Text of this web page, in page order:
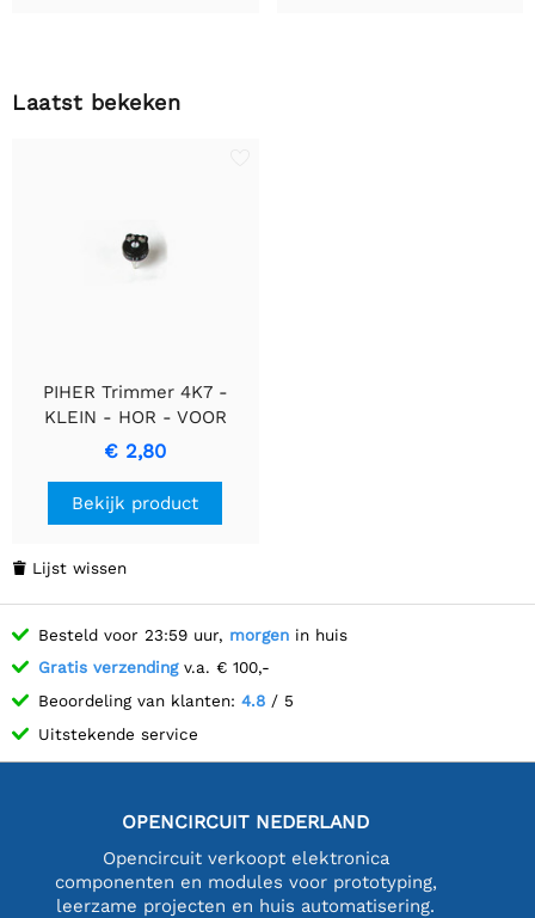
Laatst bekeken
PIHER Trimmer 4K7 -
KLEIN - HOR - VOOR
SPINDEL - 4,7kΩ
Configuratie
€ 2,80
Bekijk product
 Lijst wissen
Besteld voor 23:59 uur, morgen in huis
Gratis verzendingv.a. € 100,-
Beoordeling van klanten: 4.8 / 5
Uitstekende service
OPENCIRCUIT NEDERLAND
Opencircuit verkoopt elektronica
componenten en modules voor prototyping,
leerzame projecten en huis automatisering.